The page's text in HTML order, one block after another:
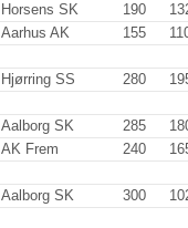
Horsens SK 190
Aarhus AK 155
Hjørring SS 280
Aalborg SK 285
AK Frem 240
Aalborg SK 300